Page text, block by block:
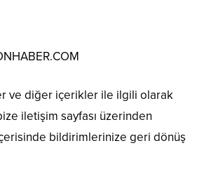
ve diğer içerikler ile ilgili olarak
iletişim sayfası üzerinden
bildirimlerinize geri dönüş